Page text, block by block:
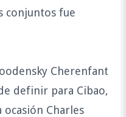
conjuntos fue
Cherenfant
definir para Cibao,
Charles